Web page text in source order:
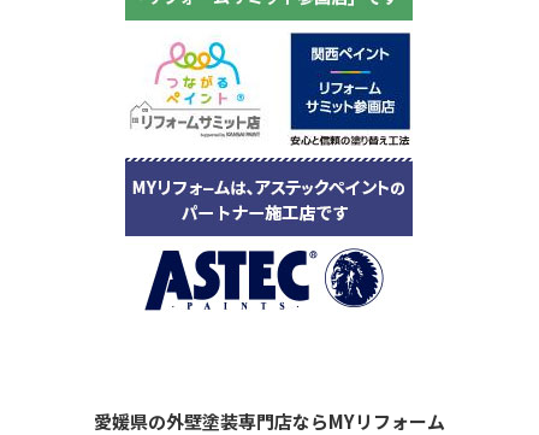
愛媛県の外壁塗装専門店ならMYリフォーム